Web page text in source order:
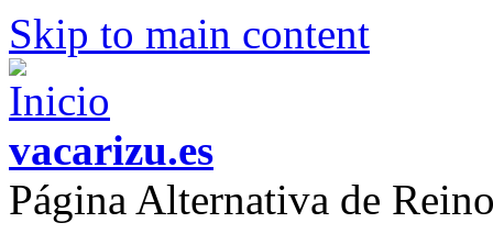
Skip to main content
vacarizu.es
Página Alternativa de